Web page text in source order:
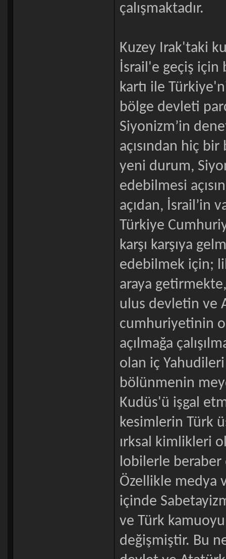
çalışmaktadır.
Kuzey Irak'taki
İsrail'e geçiş için
kartı ile
bölge devleti
Siyonizm’in
açısından hiç
yeni durum,
edebilmesi
açıdan, İsrail’in
Türkiye
karşı karşıya
edebilmek için;
araya
ulus devletin ve
cumhuriyetinin
açılmağa
olan iç
bölünmenin
Kudüs'ü işgal
kesimlerin Türk
ırksal kimlikleri
lobilerle
Özellikle medya
içinde
ve Türk
değişmiştir. Bu